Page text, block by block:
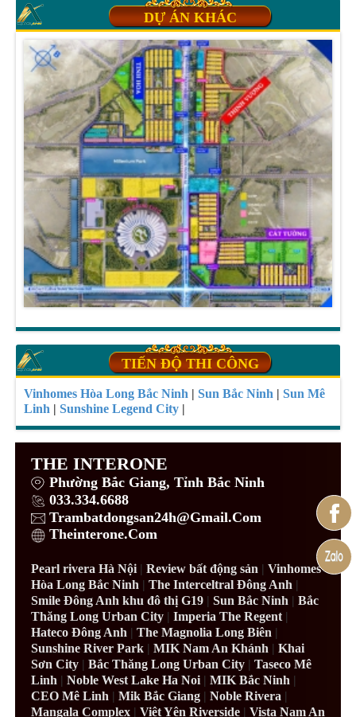
DỰ ÁN KHÁC
TIẾN ĐỘ THI CÔNG
Vinhomes Hòa Long Bắc Ninh |Sun Bắc Ninh |Sun Mê
Linh |Sunshine Legend City |
THE INTERONE
Phường Bắc Giang, Tỉnh Bắc Ninh
033.334.6688
Trambatdongsan24h@Gmail.Com
Theinterone.Com
Pearl rivera Hà Nội| Review bất động sản | Vinhomes
Hòa Long Bắc Ninh | The Interceltral Đông Anh |
Smile Đông Anh khu đô thị G19| Sun Bắc Ninh | Bắc
Thăng Long Urban City| Imperia The Regent|
Hateco Đông Anh | The Magnolia Long Biên |
Sunshine River Park| MIK Nam An Khánh | Khai
Sơn City| Bắc Thăng Long Urban City| Taseco Mê
Linh | Noble West Lake Ha Noi| MIK Bắc Ninh |
CEO Mê Linh | Mik Bắc Giang| Noble Rivera |
Mangala Complex| Việt Yên Riverside| Vista Nam An